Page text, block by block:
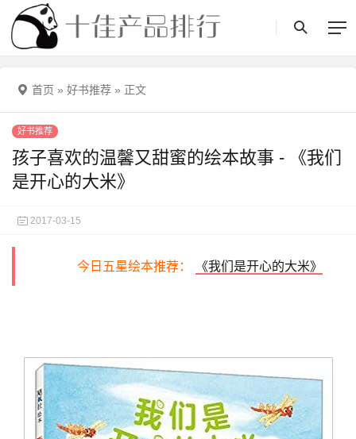
首页 » 好书推荐 » 正文
好书推荐
孩子喜欢的温馨又甜蜜的绘本故事 - 《我们
是开心的大米》
2017-03-15
今日五星绘本推荐： 《我们是开心的大米》